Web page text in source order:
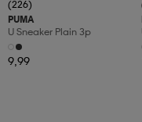
(226)
PUMA
U Sneaker Plain 3p
9,99